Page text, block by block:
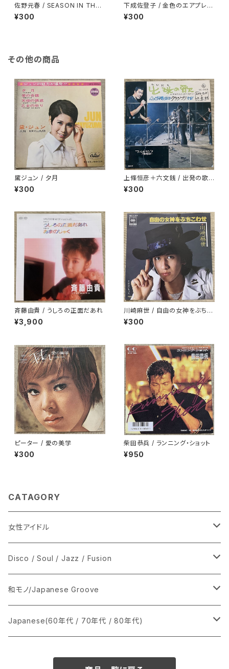
佐野元春 / SEASON IN THE
SUN -夏草の誘い
¥300
下成佐登子 / 金色のエアプレー
ン
¥300
その他の商品
黛ジュン / 夕月
¥300
上條恒彦＋六文銭 / 出発の歌 -
失なわれた時を求めて-
¥300
斉藤由貴 / うしろの正面だあれ
¥3,900
川崎麻世 / 自由の女神をぶちこ
わせ
¥300
ピーター / 愛の美学
¥300
柴田恭兵 / ランニング・ショット
¥950
CATAGORY
女性アイドル
シングル盤
あ行
か行
LP
CD
Disco / Soul / Jazz / Fusion
シングル盤
A
12インチ・シングル
和モノ/Japanese Groove
シングル盤
Japanese(60年代 / 70年代 / 80年代)